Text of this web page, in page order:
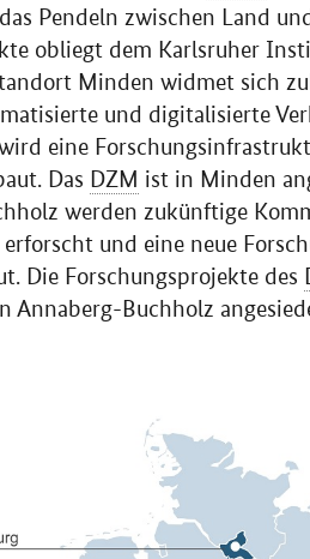
Pendeln zwischen Land
obliegt dem Karlsruher
Minden widmet sich
und digitalisierte
eine
Das DZM ist in Minden
werden zukünftige
erforscht und eine neue
Die Forschungsprojekte des
Annaberg-Buchholz